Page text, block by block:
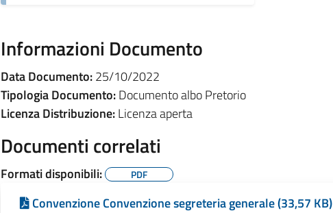
Informazioni Documento
Data Documento:25/10/2022
Tipologia Documento:Documento albo Pretorio
Licenza Distribuzione:Licenza aperta
Documenti correlati
Formati disponibili: PDF
Convenzione Convenzione segreteria generale (33,57 KB)